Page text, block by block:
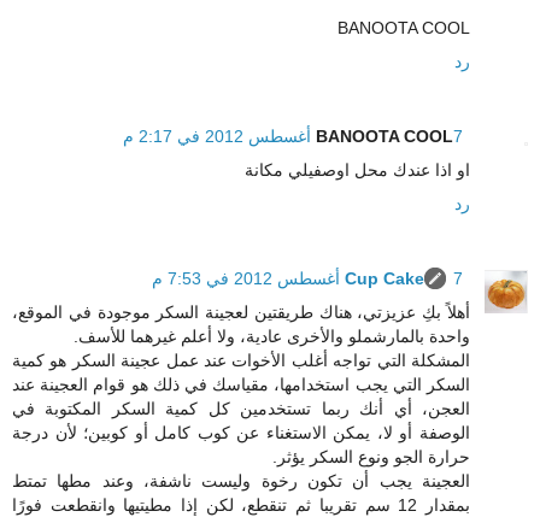
BANOOTA COOL
رد
BANOOTA COOL7 أغسطس 2012 في 2:17 م
او اذا عندك محل اوصفيلي مكانة
رد
Cup Cake
7 أغسطس 2012 في 7:53 م
أهلاً بكِ عزيزتي، هناك طريقتين لعجينة السكر موجودة في الموقع،
واحدة بالمارشملو والأخرى عادية، ولا أعلم غيرهما للأسف.
المشكلة التي تواجه أغلب الأخوات عند عمل عجينة السكر هو كمية
السكر التي يجب استخدامها، مقياسك في ذلك هو قوام العجينة عند
العجن، أي أنك ربما تستخدمين كل كمية السكر المكتوبة في
الوصفة أو لا، يمكن الاستغناء عن كوب كامل أو كوبين؛ لأن درجة
حرارة الجو ونوع السكر يؤثر.
العجينة يجب أن تكون رخوة وليست ناشفة، وعند مطها تمتط
بمقدار 12 سم تقريبا ثم تنقطع، لكن إذا مطيتيها وانقطعت فورًا